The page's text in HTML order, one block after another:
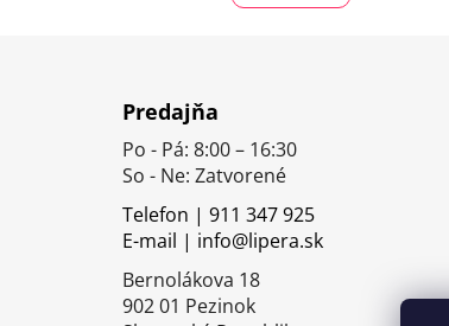
Predajňa
Po - Pá: 8:00 – 16:30
So - Ne: Zatvorené
Telefon | 911 347 925
E-mail | info@lipera.sk
Bernolákova 18
902 01 Pezinok